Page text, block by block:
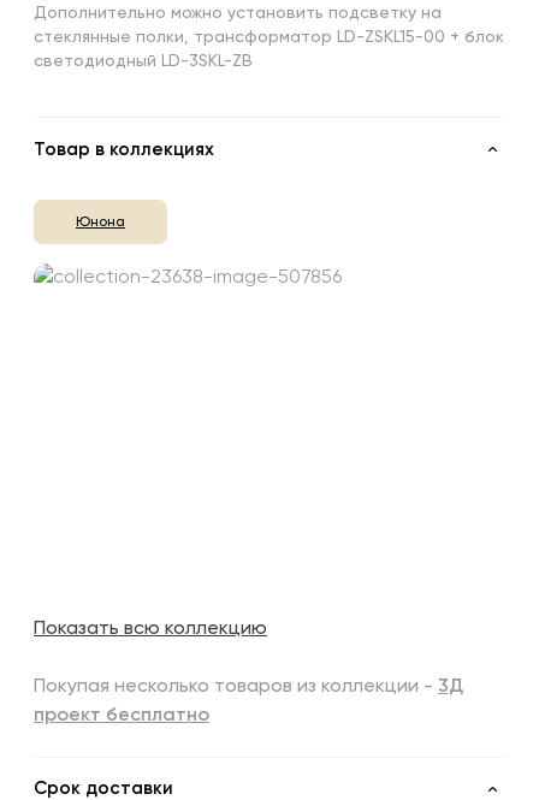
Дополнительно можно установить подсветку на
стеклянные полки, трансформатор LD-ZSKL15-00 + блок
светодиодный LD-3SKL-ZB
Товар в коллекциях
Юнона
Показать всю коллекцию
Покупая несколько товаров из коллекции - 3Д
проект бесплатно
Срок доставки